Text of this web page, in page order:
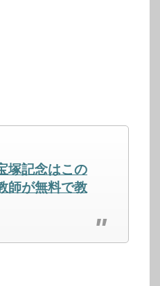
塚記念はこの
師が無料で教